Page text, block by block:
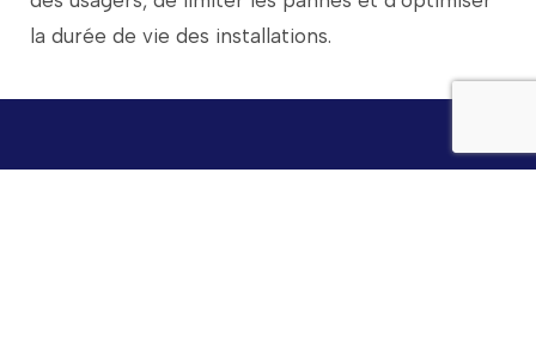
la durée de vie des installations.